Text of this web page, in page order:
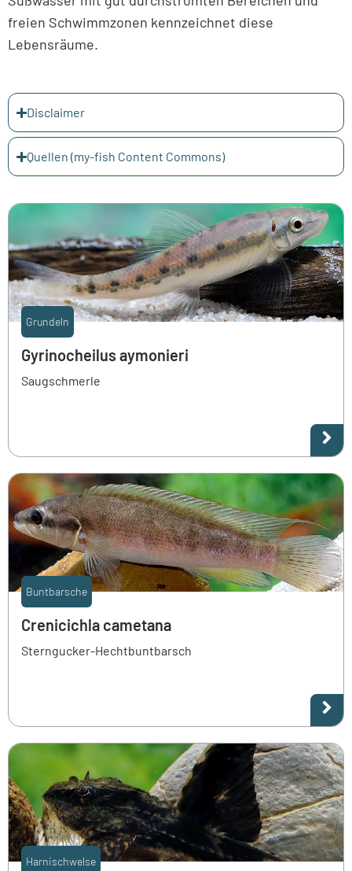
freien Schwimmzonen kennzeichnet diese
Lebensräume.
Disclaimer
Quellen (my-fish Content Commons)
Grundeln
Gyrinocheilus aymonieri
Saugschmerle
Buntbarsche
Crenicichla cametana
Sterngucker-Hechtbuntbarsch
Harnischwelse